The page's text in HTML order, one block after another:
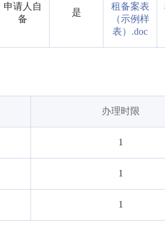
申请人自
备
是
租备案表
（示例样
表）.doc
办理时限
1
1
1